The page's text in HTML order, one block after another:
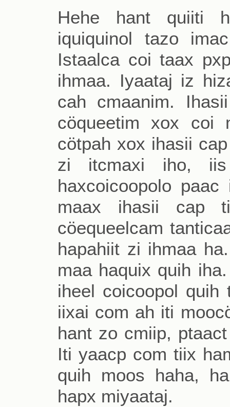
Hehe hant quiiti
iquiquinol tazo
Istaalca coi taax
ihmaa. Iyaataj iz
cah cmaanim.
cöqueetim xox coi
cötpah xox ihasii
zi itcmaxi iho,
haxcoicoopolo
maax ihasii cap
cöequeelcam
hapahiit zi ihmaa
maa haquix quih
iheel coicoopol quih
iixai com ah iti
hant zo cmiip,
Iti yaacp com tiix
quih moos haha,
hapx miyaataj.